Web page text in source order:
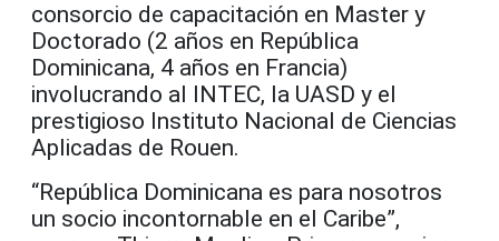
consorcio de capacitación en Master y
Doctorado (2 años en República
Dominicana, 4 años en Francia)
involucrando al INTEC, la UASD y el
prestigioso Instituto Nacional de Ciencias
Aplicadas de Rouen.
“República Dominicana es para nosotros
un socio incontornable en el Caribe”,